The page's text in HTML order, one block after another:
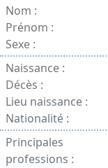
Nom :
Prénom :
Sexe :
Naissance :
Décès :
Lieu naissance :
Nationalité :
Principales
professions :